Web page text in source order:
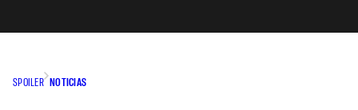
SPOILER NOTICIAS